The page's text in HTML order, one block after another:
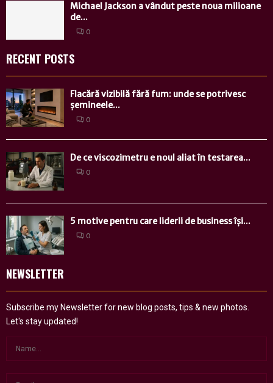
Michael Jackson a vândut peste noua milioane
de...
0
RECENT POSTS
Flacără vizibilă fără fum: unde se potrivesc
șemineele...
0
De ce viscozimetru e noul aliat în testarea...
0
5 motive pentru care liderii de business își...
0
NEWSLETTER
Subscribe my Newsletter for new blog posts, tips & new photos.
Let's stay updated!